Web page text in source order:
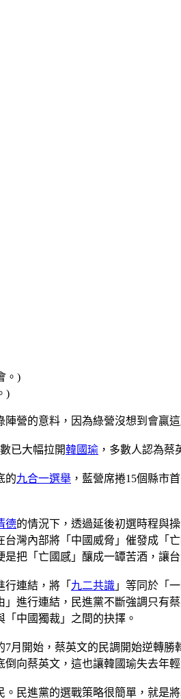
)
營的意料，因為綠營沒想到會贏
已大幅拉開韓國瑜 ，多數人認為
的九合一選舉 ，藍營席捲15個縣市
德的情況下，透過延後初選時程與
灣內部將「中國威脅」催發成「
把「亡國感」釀成一罈苦酒，讓
連結，將「 九二共識 」等同於「
進行連結，民進黨不斷強調只有
中國獨裁」之間的抉擇。
月開始，蔡英文的民調開始逆轉
向蔡英文，這也讓韓國瑜失去年輕
民進黨的選戰策略很簡單，就是